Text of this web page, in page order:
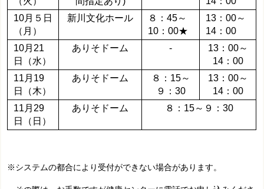
10月５日
（月）
新川文化ホール
８：45～
10：00★
13：00～
14：00
10月21
日（水）
ありそドーム -
13：00～
14：00
11月19
日（木）
ありそドーム
８：15～
９：30
13：00～
14：00
11月29
日（日）
ありそドーム ８：15～９：30
※システムの都合により受付ができない場合があります。